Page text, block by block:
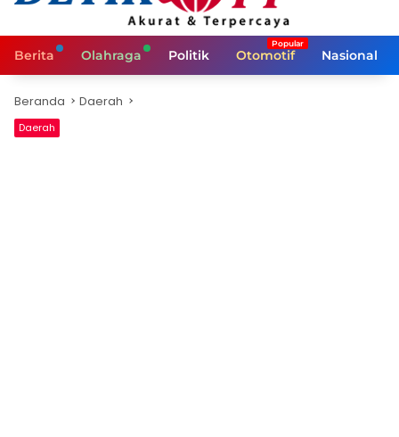
Berita Olahraga Politik Otomotif Nasional
Beranda Daerah
Daerah